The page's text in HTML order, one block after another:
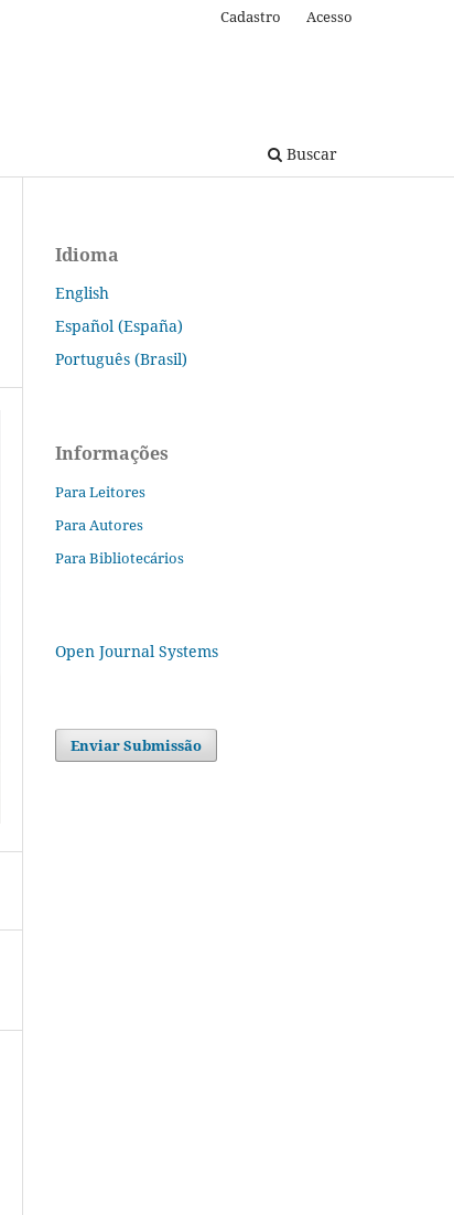
Buscar
Cadastro Acesso
Idioma
English
Español (España)
Português (Brasil)
Informações
Para Leitores
Para Autores
Para Bibliotecários
Open Journal Systems
Enviar Submissão